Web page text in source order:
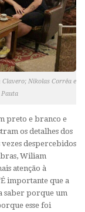
Nikolas Corrêa e
preto e branco e
os detalhes dos
despercebidos
Wiliam
atenção à
importante que a
saber porque um
esse foi